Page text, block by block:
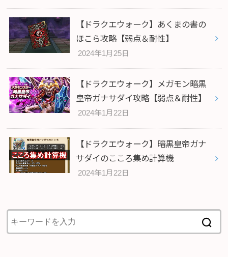
【ドラクエウォーク】あくまの書の
ほこら攻略【弱点＆耐性】
2024年1月25日
【ドラクエウォーク】メガモン暗黒
皇帝ガナサダイ攻略【弱点＆耐性】
2024年1月22日
【ドラクエウォーク】暗黒皇帝ガナ
サダイのこころ集め計算機
2024年1月22日